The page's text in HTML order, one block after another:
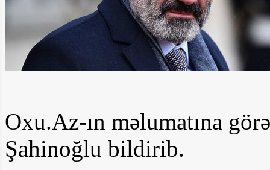
Oxu.Az-ın məlumatına
Şahinoğlu bildirib.